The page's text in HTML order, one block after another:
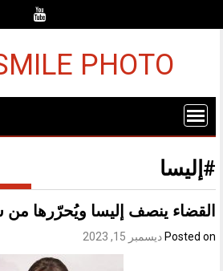
PHOTO
#إليسا
القضاء ينصف إليسا ويُحرّرها
Posted on ديسمبر 15, 2023